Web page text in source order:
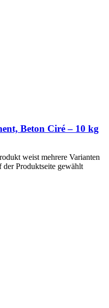
Beton Ciré – 10 kg
weist mehrere Varianten
Produktseite gewählt